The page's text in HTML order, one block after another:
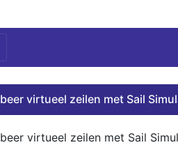
virtueel zeilen met Sail
virtueel zeilen met Sail